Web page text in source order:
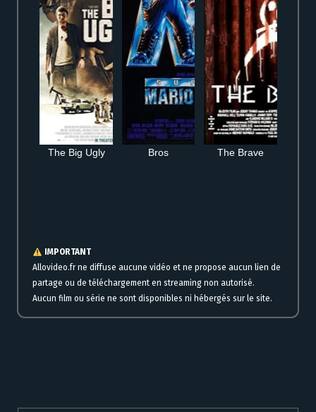
The Big Ugly Bros The Brave
IMPORTANT
Allovideo.fr ne diffuse aucune vidéo et ne propose aucun lien de
partage ou de téléchargement en streaming non autorisé.
Aucun film ou série ne sont disponibles ni hébergés sur le site.